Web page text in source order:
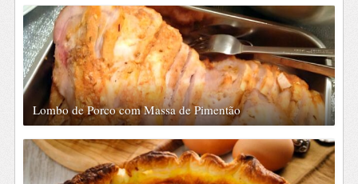
Lombo de Porco com Massa de Pimentão